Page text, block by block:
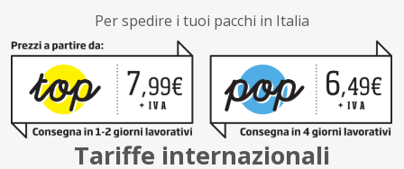
Per spedire i tuoi pacchi in Italia
Tariffe internazionali